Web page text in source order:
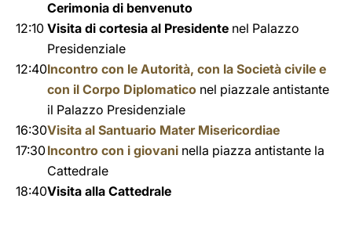
Cerimonia di benvenuto
12:10 Visita di cortesia al Presidente nel Palazzo
Presidenziale
12:40Incontro con le Autorità, con la Società civile e
con il Corpo Diplomatico nel piazzale antistante
il Palazzo Presidenziale
16:30Visita al Santuario Mater Misericordiae
17:30Incontro con i giovani nella piazza antistante la
Cattedrale
18:40Visita alla Cattedrale